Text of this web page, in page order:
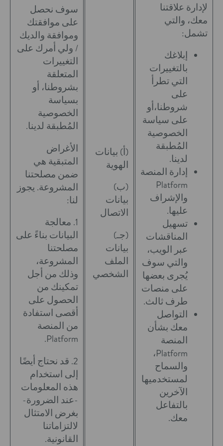
لإدارة علاقتنا
معك، والتي
تشمل:
إبلاغك
بالتغييرات
التي تطرأ
على
شروطنا،أو
على سياسة
الخصوصية
المُطبقة
لدينا.
إدارة المنصة
Platform
والإشراف
عليها.
تسهيل
المناقشات
عبر الويب،
والتي سوف
يُجرى بعضها
على منصات
طرف ثالث.
التواصل
معك بشأن
المنصة
Platform،
والسماح
لمستخدميها
الآخرين
بالتفاعل
معك.
(أ) بيانات
الهوية
(ب)
بيانات
الاتصال
(جـ)
بيانات
الملف
الشخصي
سوف نحصل
على موافقتك
وموافقة والديك
/ ولي أمرك على
التغييرات
المتعلقة
بشروطنا، أو
بسياسة
الخصوصية
المُطبقة لدينا.
الأغراض
المتبقية هي
ضمن مصلحتنا
المشروعة. يجوز
لنا:
1. معالجة
البيانات بناءً على
مصلحتنا
المشروعة،
وذلك من أجل
تمكينك من
الحصول على
أقصى استفادة
من المنصة
Platform.
2. قد نحتاج أيضًا
إلى استخدام
هذه المعلومات
-عند الضرورة-
بغرض الامتثال
لالتزاماتنا
القانونية.